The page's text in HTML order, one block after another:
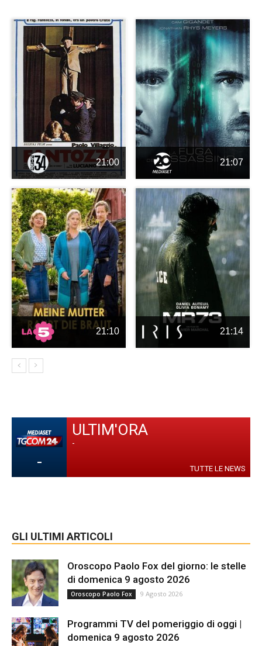
21:00 21:07
21:10 21:14
-
ULTIM'ORA
-
TUTTE LE NEWS
GLI ULTIMI ARTICOLI
Oroscopo Paolo Fox del giorno: le stelle
di domenica 9 agosto 2026
Oroscopo Paolo Fox 9 Agosto 2026
Programmi TV del pomeriggio di oggi |
domenica 9 agosto 2026